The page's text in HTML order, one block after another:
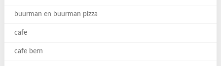
buurman en buurman pizza
cafe
cafe bern